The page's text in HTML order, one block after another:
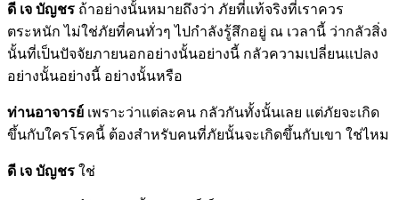
ดี เจ บัญชร ถ้าอย่างนั้นหมายถึงว่า ภัยที่แท้จริงที่เราควร
ตระหนัก ไม่ใช่ภัยที่คนทั่วๆ ไปกำลังรู้สึกอยู่ ณ เวลานี้ ว่ากลัวสิ่ง
นั้นที่เป็นปัจจัยภายนอกอย่างนั้นอย่างนี้ กลัวความเปลี่ยนแปลง
อย่างนั้นอย่างนี้ อย่างนั้นหรือ
ท่านอาจารย์ เพราะว่าแต่ละคน กลัวกันทั้งนั้นเลย แต่ภัยจะเกิด
ขึ้นกับใครโรคนี้ ต้องสำหรับคนที่ภัยนั้นจะเกิดขึ้นกับเขา ใช่ไหม
ดี เจ บัญชร ใช่